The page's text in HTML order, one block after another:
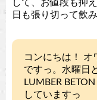
して、お値段も抑
日も張り切って飲
コンにちは！ オ
ですっ。水曜日
LUMBER
していますっ